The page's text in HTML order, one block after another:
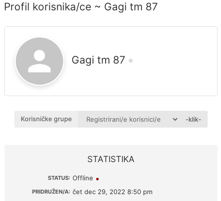
Profil korisnika/ce ~ Gagi tm 87
Gagi tm 87
Korisničke grupe -klik-
STATISTIKA
STATUS: Offline
PRIDRUŽEN/A: čet dec 29, 2022 8:50 pm